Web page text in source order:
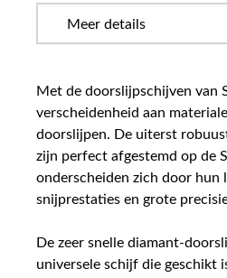
Met de doorslijpschijven van
verscheidenheid aan
doorslijpen. De uiterst
zijn perfect afgestemd op de
onderscheiden zich door hun
snijprestaties en grote
De zeer snelle diamant-
universele schijf die geschikt